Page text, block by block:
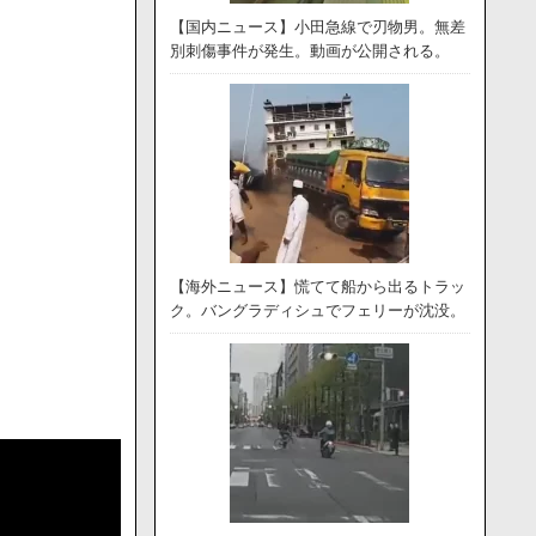
【国内ニュース】小田急線で刃物男。無差
別刺傷事件が発生。動画が公開される。
【海外ニュース】慌てて船から出るトラッ
ク。バングラディシュでフェリーが沈没。